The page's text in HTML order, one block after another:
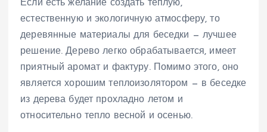
Если есть желание создать теплую,
естественную и экологичную атмосферу, то
деревянные материалы для беседки — лучшее
решение. Дерево легко обрабатывается, имеет
приятный аромат и фактуру. Помимо этого, оно
является хорошим теплоизолятором — в беседке
из дерева будет прохладно летом и
относительно тепло весной и осенью.